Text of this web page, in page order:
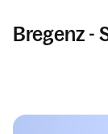
Bregenz -